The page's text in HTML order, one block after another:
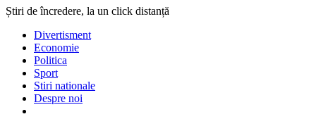
Știri de încredere, la un click distanță
Divertisment
Economie
Politica
Sport
Stiri nationale
Despre noi